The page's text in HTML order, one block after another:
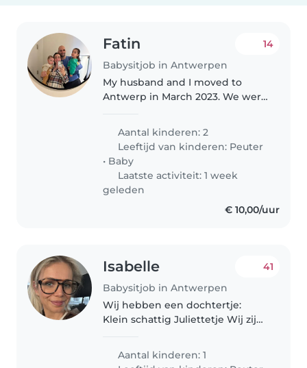
Fatin
Babysitjob in Antwerpen
14
My husband and I moved to
Antwerp in March 2023. We were
have two children, a girl who is 2
years old and a baby boy who is
4 months old. We are looking..
Aantal kinderen: 2
Leeftijd van kinderen: Peuter
• Baby
Laatste activiteit: 1 week
geleden
€ 10,00/uur
Isabelle
Babysitjob in Antwerpen
41
Wij hebben een dochtertje:
Klein schattig Juliettetje Wij zijn
Aantal kinderen: 1